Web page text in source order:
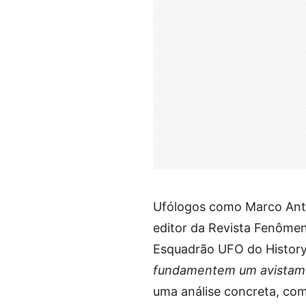
Ufólogos como Marco
editor da Revista
Esquadrão UFO do
fundamentem um
uma análise concreta,